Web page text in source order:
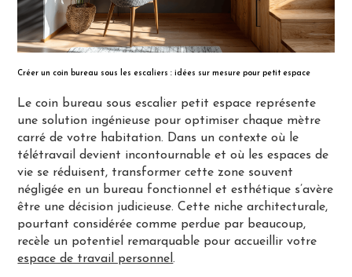
Créer un coin bureau sous les escaliers : idées sur mesure pour petit espace
Le coin bureau sous escalier petit espace représente
une solution ingénieuse pour optimiser chaque mètre
carré de votre habitation. Dans un contexte où le
télétravail devient incontournable et où les espaces de
vie se réduisent, transformer cette zone souvent
négligée en un bureau fonctionnel et esthétique s’avère
être une décision judicieuse. Cette niche architecturale,
pourtant considérée comme perdue par beaucoup,
recèle un potentiel remarquable pour accueillir votre
espace de travail personnel.